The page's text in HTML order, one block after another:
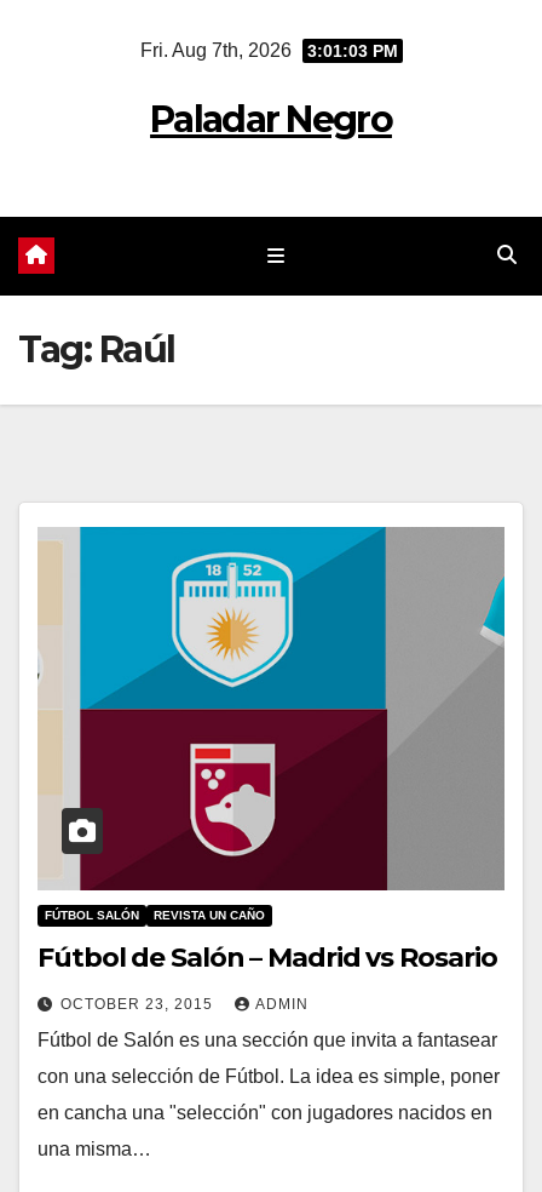
Fri. Aug 7th, 2026 3:01:04 PM
Paladar Negro
Tag: Raúl
FÚTBOL SALÓN REVISTA UN CAÑO
Fútbol de Salón – Madrid vs Rosario
OCTOBER 23, 2015 ADMIN
Fútbol de Salón es una sección que invita a fantasear
con una selección de Fútbol. La idea es simple, poner
en cancha una "selección" con jugadores nacidos en
una misma…